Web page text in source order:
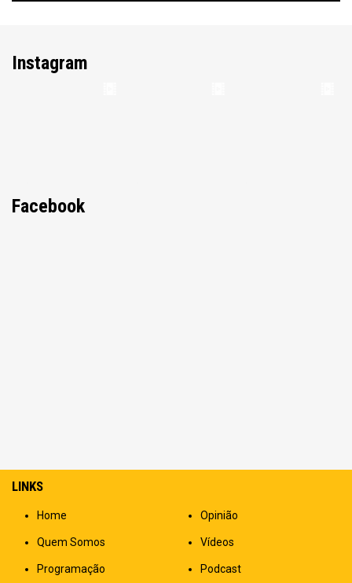
Instagram
Facebook
LINKS
Home
Quem Somos
Programação
Opinião
Vídeos
Podcast